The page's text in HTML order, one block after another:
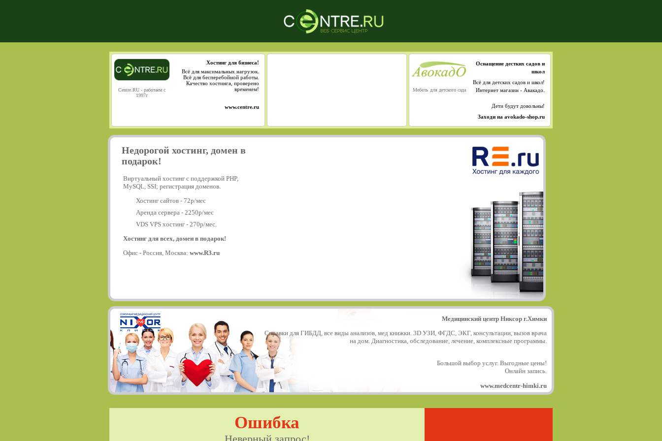
Centre.RU - работаем с
1997г
Хостинг для бизнеса!
Всё для максимальных нагрузок.
Всё для бесперебойной работы.
Качество хостинга, проверено
временем!
www.centre.ru
Мебель для детского сада
Оснащение дестких садов и
школ
Всё для детских садов и школ!
Интернет магазин - Авакадо.
Дети будут довольны!
Заходи на avokado-shop.ru
Недорогой хостинг, домен в
подарок!
Виртуальный хостинг с поддержкой PHP,
MySQL, SSI; регистрация доменов.
Хостинг сайтов - 72р/мес
Аренда сервера - 2250р/мес
VDS VPS хостинг - 270р/мес.
Хостинг для всех, домен в подарок!
Офис - Россия, Москва: www.R3.ru
Медицинский центр Никсор г.Химки
Справки для ГИБДД, все виды анализов, мед книжки. 3D УЗИ, ФГДС, ЭКГ, консультации, вызов врача
на дом. Диагностика, обследование, лечение, комплексные программы.
Большой выбор услуг. Выгодные цены!
Онлайн запись.
www.medcentr-himki.ru
Ошибка